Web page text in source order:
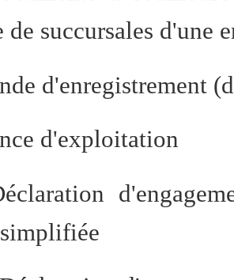
succursales d'une
d'enregistrement
d'exploitation